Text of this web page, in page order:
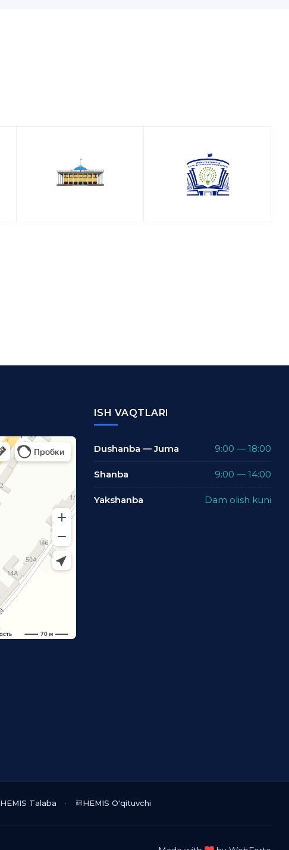
ISH VAQTLARI
Dushanba — Juma 9:00 — 18:00
Shanba 9:00 — 14:00
Yakshanba Dam olish kuni
HEMIS Talaba HEMIS O'qituvchi